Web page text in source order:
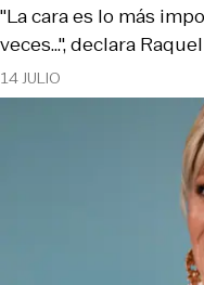
14 JULIO
"La cara es lo más
veces…", declara